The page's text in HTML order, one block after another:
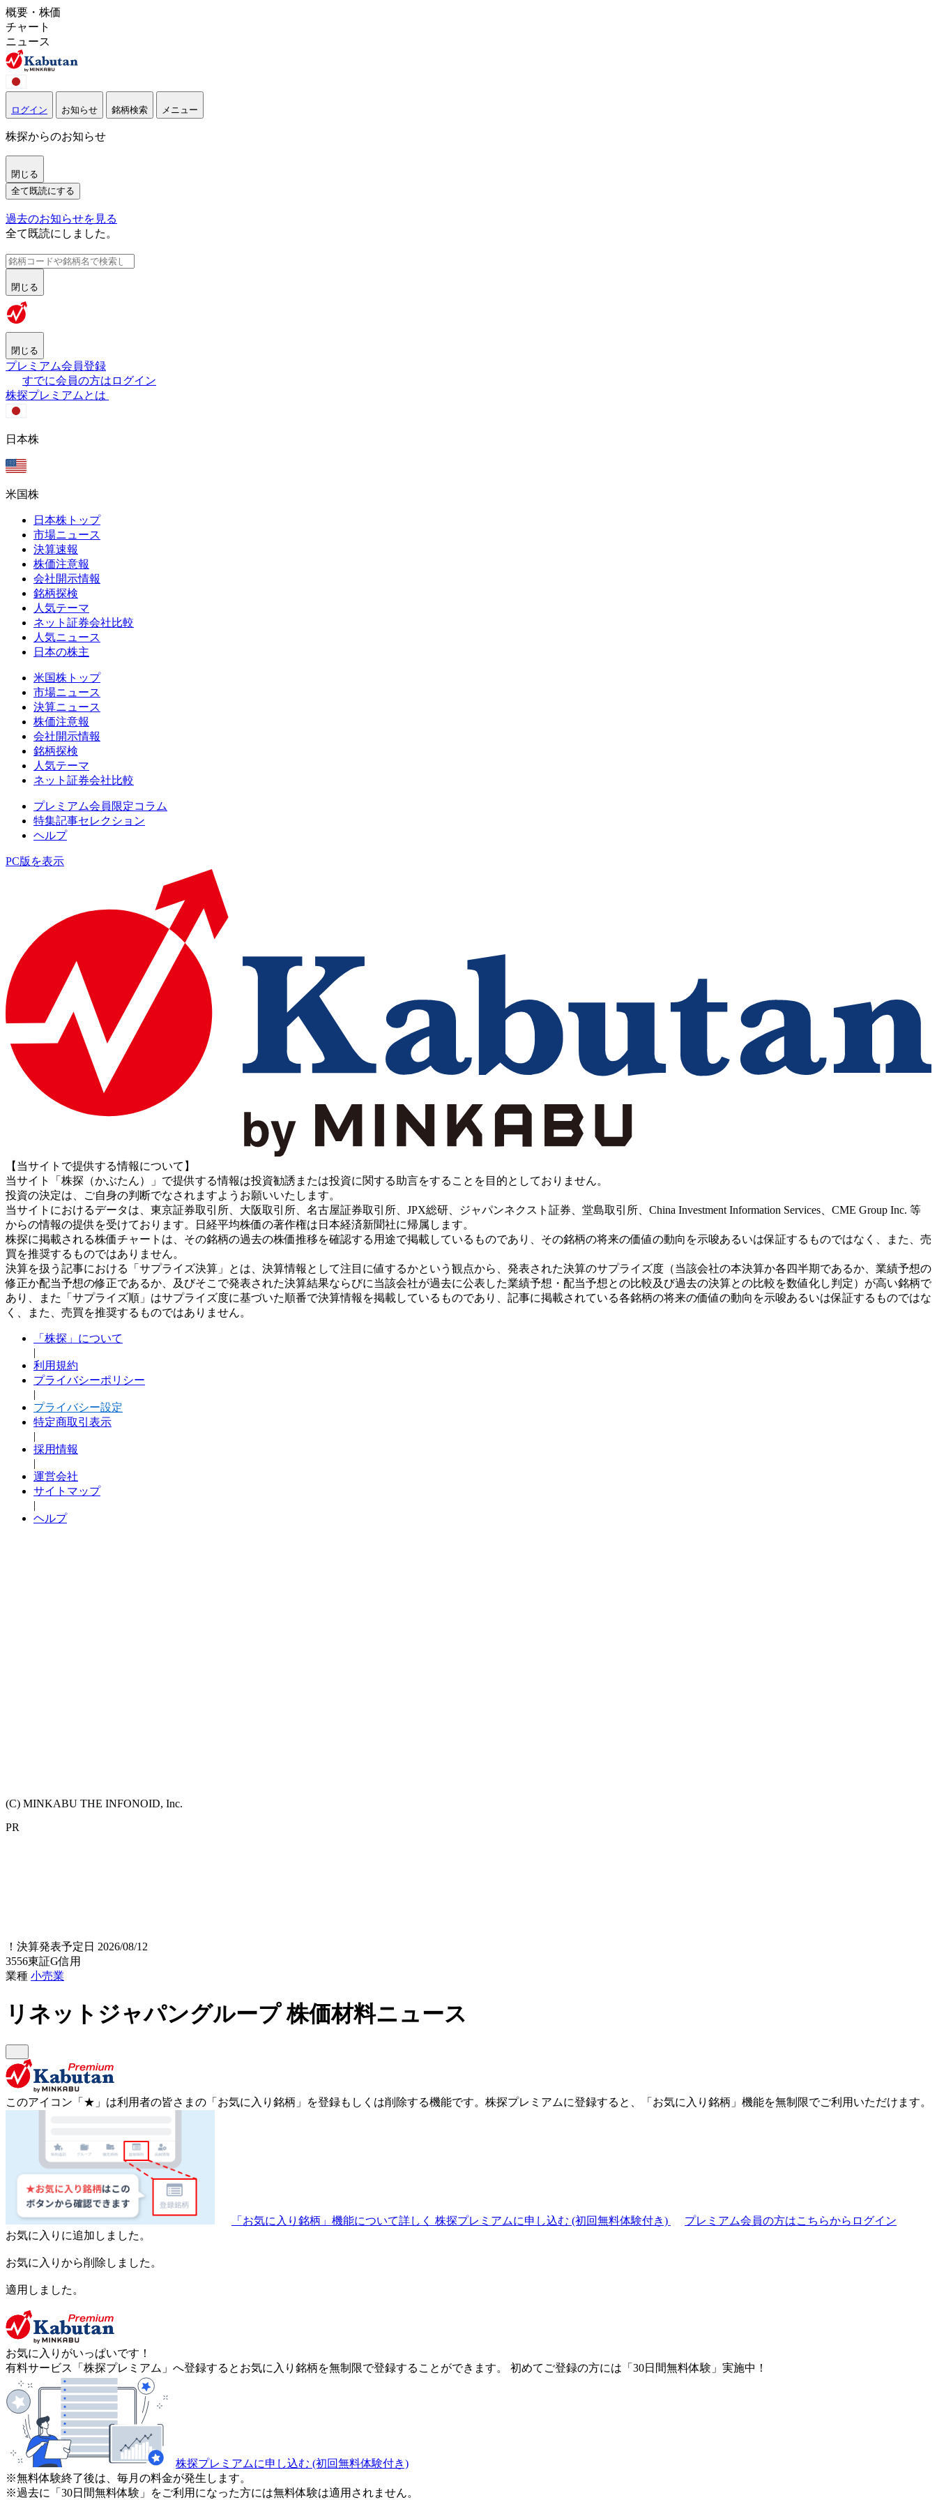
概要・株価
チャート
ニュース
ログイン お知らせ 銘柄検索 メニュー
株探からのお知らせ
閉じる
全て既読にする
過去のお知らせを見る
全て既読にしました。
閉じる
閉じる
プレミアム会員登録
すでに会員の方はログイン
株探プレミアムとは
日本株
米国株
日本株トップ
市場ニュース
決算速報
株価注意報
会社開示情報
銘柄探検
人気テーマ
ネット証券会社比較
人気ニュース
日本の株主
米国株トップ
市場ニュース
決算ニュース
株価注意報
会社開示情報
銘柄探検
人気テーマ
ネット証券会社比較
プレミアム会員限定コラム
特集記事セレクション
ヘルプ
PC版を表示
【当サイトで提供する情報について】
当サイト「株探（かぶたん）」で提供する情報は投資勧誘または投資に関する助言をすることを目的としておりません。
投資の決定は、ご自身の判断でなされますようお願いいたします。
当サイトにおけるデータは、東京証券取引所、大阪取引所、名古屋証券取引所、JPX総研、ジャパンネクスト証券、堂島取引所、China Investment Information Services、CME Group Inc. 等
からの情報の提供を受けております。日経平均株価の著作権は日本経済新聞社に帰属します。
株探に掲載される株価チャートは、その銘柄の過去の株価推移を確認する用途で掲載しているものであり、その銘柄の将来の価値の動向を示唆あるいは保証するものではなく、また、売
買を推奨するものではありません。
決算を扱う記事における「サプライズ決算」とは、決算情報として注目に値するかという観点から、発表された決算のサプライズ度（当該会社の本決算か各四半期であるか、業績予想の
修正か配当予想の修正であるか、及びそこで発表された決算結果ならびに当該会社が過去に公表した業績予想・配当予想との比較及び過去の決算との比較を数値化し判定）が高い銘柄で
あり、また「サプライズ順」はサプライズ度に基づいた順番で決算情報を掲載しているものであり、記事に掲載されている各銘柄の将来の価値の動向を示唆あるいは保証するものではな
く、また、売買を推奨するものではありません。
「株探」について
|
利用規約
プライバシーポリシー
|
プライバシー設定
特定商取引表示
|
採用情報
|
運営会社
サイトマップ
|
ヘルプ
(C) MINKABU THE INFONOID, Inc.
PR
！ 決算発表予定日 2026/08/12
3556東証G信用
業種 小売業
リネットジャパングループ株価材料ニュース
このアイコン 「★」 は利用者の皆さまの 「お気に入り銘柄」を登録もしくは削除する機能です。 株探プレミアムに登録すると、「お気に入り銘柄」機能を無制限でご利用いただけます。
「お気に入り銘柄」機能について詳しく 株探プレミアムに申し込む (初回無料体験付き)
プレミアム会員の方はこちらからログイン
お気に入りに追加しました。
お気に入りから削除しました。
適用しました。
お気に入りがいっぱいです！
有料サービス「株探プレミアム」へ登録するとお気に入り銘柄を無制限で登録することができます。 初めてご登録の方には「30日間無料体験」実施中！
株探プレミアムに申し込む (初回無料体験付き)
※無料体験終了後は、毎月の料金が発生します。
※過去に「30日間無料体験」をご利用になった方には無料体験は適用されません。